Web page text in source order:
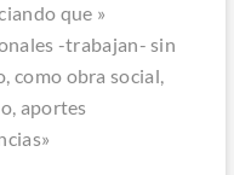
que »
-trabajan- sin
como obra social,
aportes